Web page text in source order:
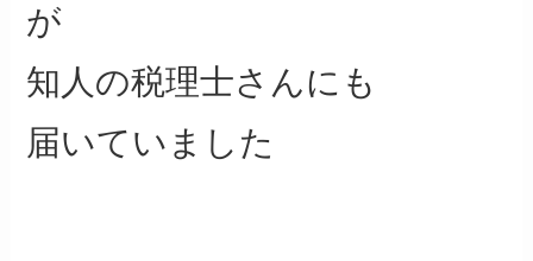
が
知人の税理士さんにも
届いていました